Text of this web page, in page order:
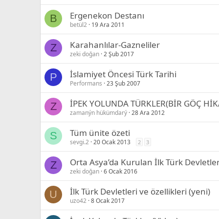
B Ergenekon Destanı
betül2 19 Ara 2011
Z Karahanlılar-Gazneliler
zeki doğan 2 Şub 2017
P İslamiyet Öncesi Türk Tarihi
Performans 23 Şub 2007
Z İPEK YOLUNDA TÜRKLER(BİR GÖÇ
zamanýn hükümdarý 28 Ara 2012
S Tüm ünite özeti
sevgi.2 20 Ocak 2013 2 3
Z Orta Asya’da Kurulan İlk Türk
zeki doğan 6 Ocak 2016
U İlk Türk Devletleri ve özellikleri (yeni)
uzo42 8 Ocak 2017